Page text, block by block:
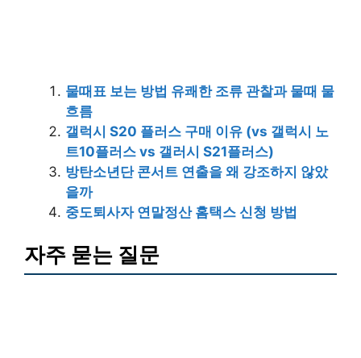
물때표 보는 방법 유쾌한 조류 관찰과 물때 물
흐름
갤럭시 S20 플러스 구매 이유 (vs 갤럭시 노
트10플러스 vs 갤러시 S21플러스)
방탄소년단 콘서트 연출을 왜 강조하지 않았
을까
중도퇴사자 연말정산 홈택스 신청 방법
자주 묻는 질문